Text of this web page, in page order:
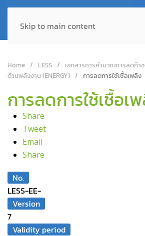
Skip to main content
Home LESS เอกสารการคำนวณการลดก๊า
ด้านพลังงาน (ENERGY)
การลดการใช้เชื้อเพลิง
การลดการใช้เชื้อเ
Share
Tweet
Email
Share
No.
LESS-EE-
Version
7
Validity period